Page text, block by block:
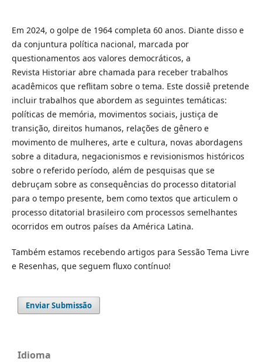
Em 2024, o golpe de 1964 completa 60 anos. Diante disso e
da conjuntura política nacional, marcada por
questionamentos aos valores democráticos, a
Revista Historiar abre chamada para receber trabalhos
acadêmicos que reflitam sobre o tema. Este dossiê pretende
incluir trabalhos que abordem as seguintes temáticas:
políticas de memória, movimentos sociais, justiça de
transição, direitos humanos, relações de gênero e
movimento de mulheres, arte e cultura, novas abordagens
sobre a ditadura, negacionismos e revisionismos históricos
sobre o referido período, além de pesquisas que se
debruçam sobre as consequências do processo ditatorial
para o tempo presente, bem como textos que articulem o
processo ditatorial brasileiro com processos semelhantes
ocorridos em outros países da América Latina.
Também estamos recebendo artigos para Sessão Tema Livre
e Resenhas, que seguem fluxo contínuo!
Enviar Submissão
Idioma